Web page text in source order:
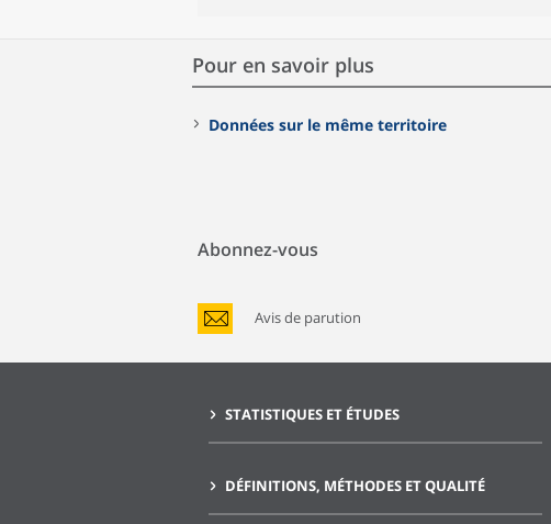
Pour en savoir plus
Données sur le même territoire
Abonnez-vous
Avis de parution
STATISTIQUES ET ÉTUDES
DÉFINITIONS, MÉTHODES ET QUALITÉ